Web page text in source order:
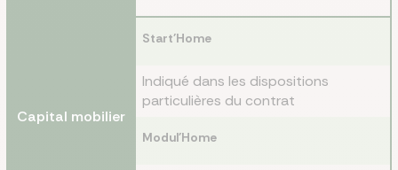
Capital mobilier
Start'Home
Indiqué dans les dispositions
particulières du contrat
Modul'Home